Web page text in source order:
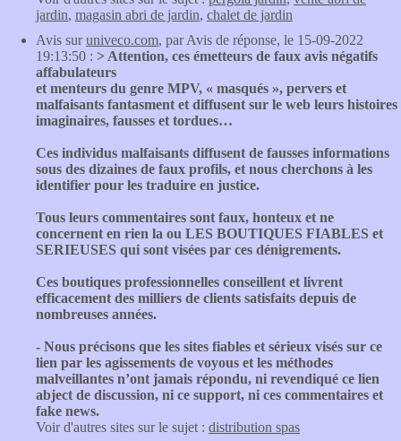
jardin, magasin abri de jardin, chalet de jardin
Avis suruniveco.com, par Avis de réponse, le 15-09-2022
19:13:50 : > Attention, ces émetteurs de faux avis négatifs
affabulateurs
et menteurs du genre MPV, « masqués », pervers et
malfaisants fantasment et diffusent sur le web leurs histoires
imaginaires, fausses et tordues…
Ces individus malfaisants diffusent de fausses informations
sous des dizaines de faux profils, et nous cherchons à les
identifier pour les traduire en justice.
Tous leurs commentaires sont faux, honteux et ne
concernent en rien la ou LES BOUTIQUES FIABLES et
SERIEUSES qui sont visées par ces dénigrements.
Ces boutiques professionnelles conseillent et livrent
efficacement des milliers de clients satisfaits depuis de
nombreuses années.
- Nous précisons que les sites fiables et sérieux visés sur ce
lien par les agissements de voyous et les méthodes
malveillantes n’ont jamais répondu, ni revendiqué ce lien
abject de discussion, ni ce support, ni ces commentaires et
fake news.
Voir d'autres sites sur le sujet : distribution spas